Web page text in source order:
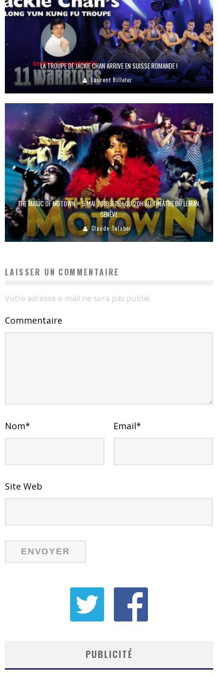
LA TROUPE DE JACKIE CHAN ARRIVE EN SUISSE ROMANDE !
Laurent Billeter
THE MAGIC OF MOTOWN – 5 MAI 2018 À 15H OU 20H AU THÉÂTRE DU LÉMAN,
GENÈVE
Claude Talaber
LAISSER UN COMMENTAIRE
Votre adresse e-mail ne sera pas publié.
Commentaire
Nom* Email*
Site Web
PUBLICITÉ